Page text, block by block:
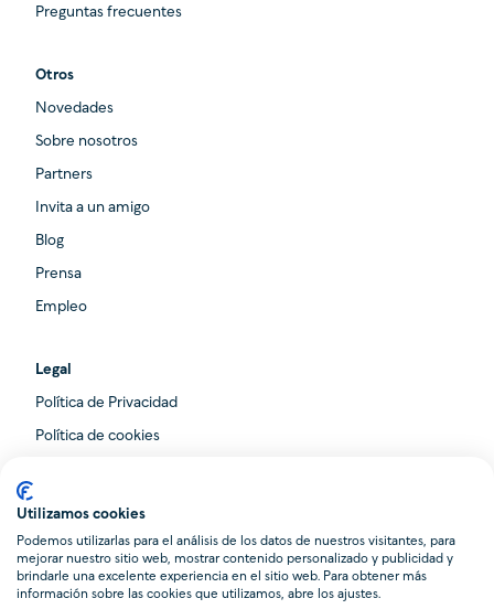
Preguntas frecuentes
Otros
Novedades
Sobre nosotros
Partners
Invita a un amigo
Blog
Prensa
Empleo
Legal
Política de Privacidad
Política de cookies
Condiciones generales
Promociones
Utilizamos cookies
Podemos utilizarlas para el análisis de los datos de nuestros visitantes, para
mejorar nuestro sitio web, mostrar contenido personalizado y publicidad y
brindarle una excelente experiencia en el sitio web. Para obtener más
información sobre las cookies que utilizamos, abre los ajustes.